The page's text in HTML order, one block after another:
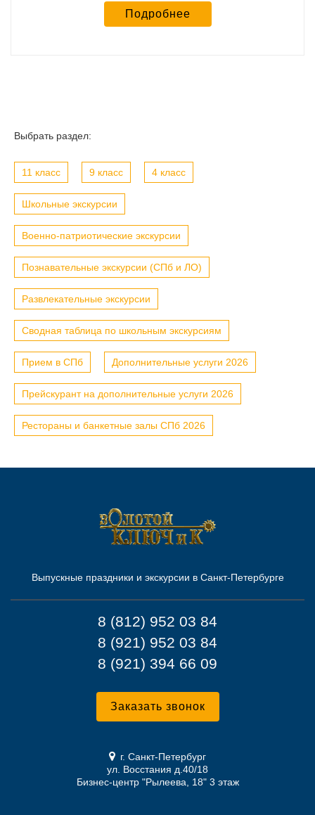
Подробнее
Выбрать раздел:
11 класс 9 класс 4 класс
Школьные экскурсии
Военно-патриотические экскурсии
Познавательные экскурсии (СПб и ЛО)
Развлекательные экскурсии
Сводная таблица по школьным экскурсиям
Прием в СПб Дополнительные услуги 2026
Прейскурант на дополнительные услуги 2026
Рестораны и банкетные залы СПб 2026
Выпускные праздники и экскурсии в Санкт-Петербурге
8 (812) 952 03 84
8 (921) 952 03 84
8 (921) 394 66 09
Заказать звонок
г. Санкт-Петербург
ул. Восстания д.40/18
Бизнес-центр "Рылеева, 18" 3 этаж